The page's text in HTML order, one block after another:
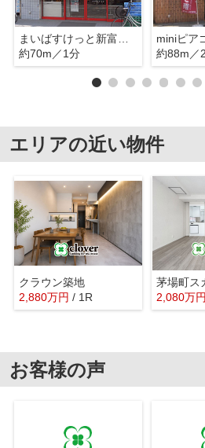
約70m／1分
約88m／
エリアの近い物件
クラウン築地
2,880万円 / 1R
茅場町ス
2,080万円
お客様の声